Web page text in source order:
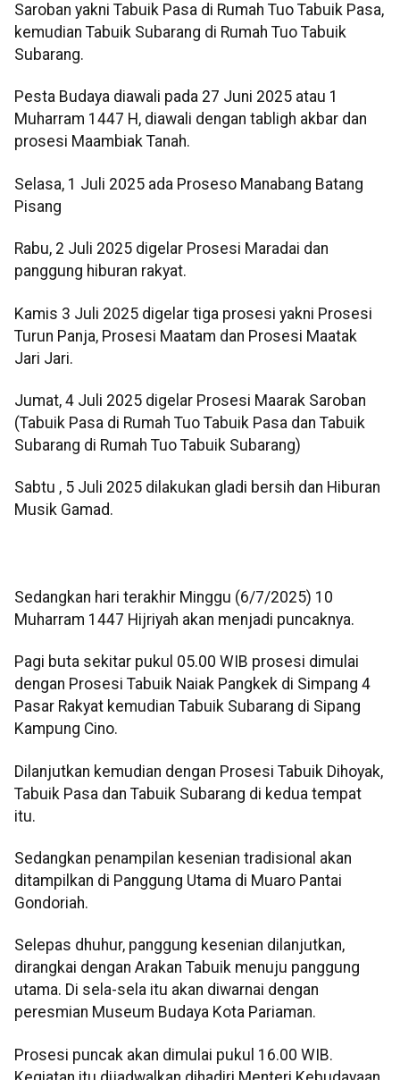
Saroban yakni Tabuik Pasa di Rumah Tuo Tabuik Pasa,
kemudian Tabuik Subarang di Rumah Tuo Tabuik
Subarang.
Pesta Budaya diawali pada 27 Juni 2025 atau 1
Muharram 1447 H, diawali dengan tabligh akbar dan
prosesi Maambiak Tanah.
Selasa, 1 Juli 2025 ada Proseso Manabang Batang
Pisang
Rabu, 2 Juli 2025 digelar Prosesi Maradai dan
panggung hiburan rakyat.
Kamis 3 Juli 2025 digelar tiga prosesi yakni Prosesi
Turun Panja, Prosesi Maatam dan Prosesi Maatak
Jari Jari.
Jumat, 4 Juli 2025 digelar Prosesi Maarak Saroban
(Tabuik Pasa di Rumah Tuo Tabuik Pasa dan Tabuik
Subarang di Rumah Tuo Tabuik Subarang)
Sabtu , 5 Juli 2025 dilakukan gladi bersih dan Hiburan
Musik Gamad.
Sedangkan hari terakhir Minggu (6/7/2025) 10
Muharram 1447 Hijriyah akan menjadi puncaknya.
Pagi buta sekitar pukul 05.00 WIB prosesi dimulai
dengan Prosesi Tabuik Naiak Pangkek di Simpang 4
Pasar Rakyat kemudian Tabuik Subarang di Sipang
Kampung Cino.
Dilanjutkan kemudian dengan Prosesi Tabuik Dihoyak,
Tabuik Pasa dan Tabuik Subarang di kedua tempat
itu.
Sedangkan penampilan kesenian tradisional akan
ditampilkan di Panggung Utama di Muaro Pantai
Gondoriah.
Selepas dhuhur, panggung kesenian dilanjutkan,
dirangkai dengan Arakan Tabuik menuju panggung
utama. Di sela-sela itu akan diwarnai dengan
peresmian Museum Budaya Kota Pariaman.
Prosesi puncak akan dimulai pukul 16.00 WIB.